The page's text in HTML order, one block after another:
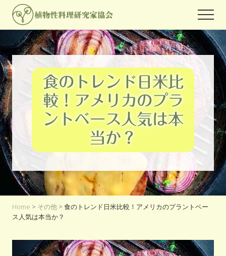
Menu
Skip
main
content
Skip
primary
sidebar
Skip
footer
世
界
中
の
人々
が
関
心
を
よ
せ
る
プ
ラ
ン
ベ
ー
ス
フ
ド
食のトレンド日米比
較！アメリカのプラ
ントベース人気は本
当か？
Home > その他 > 食のトレンド日米比較！アメリカのプラントベー
ス人気は本当か？